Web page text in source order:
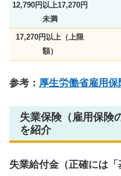
12,790円以上17,270円
未満
17,270円以上（上限
額）
参考： 厚生労働省雇用
失業保険（雇用保険
を紹介
失業給付金（正確には